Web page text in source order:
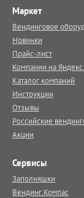
Маркет
Вендинговое
Новинки
Прайс-лист
Компании на
Каталог компаний
Инструкции
Отзывы
Российские
Акции
Сервисы
Заполняшки
Вендинг.Компас